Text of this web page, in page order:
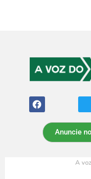
Anuncie
A